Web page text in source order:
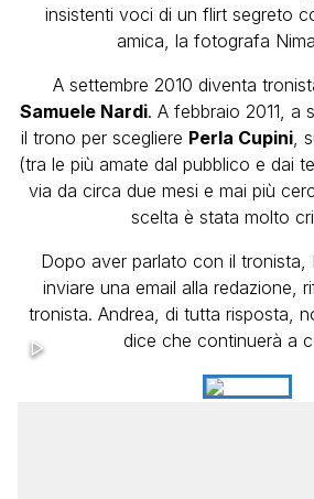
insistenti voci di un flirt segreto
amica, la fotografa
A settembre 2010 diventa
Samuele Nardi. A febbraio 2011, a
il trono per scegliere Perla Cupini ,
(tra le più amate dal pubblico e dai
via da circa due mesi e mai più
scelta è stata molto
Dopo aver parlato con il tronista,
inviare una email alla redazione,
tronista. Andrea, di tutta risposta,
dice che continuerà a